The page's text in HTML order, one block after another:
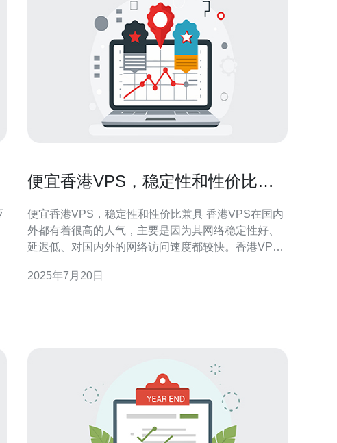
便宜香港VPS，稳定性和性价比兼
便宜香港VPS，稳定性和性价比兼具 香港VPS在国内
外都有着很高的人气，主要是因为其网络稳定性好、
延迟低、对国内外的网络访问速度都较快。香港VPS
到很多企业和个人用户的青睐。 相比于国内的VPS，
2025年7月20日